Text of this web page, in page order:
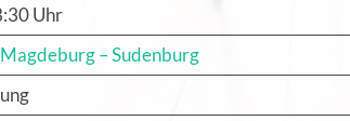
Uhr
– Sudenburg